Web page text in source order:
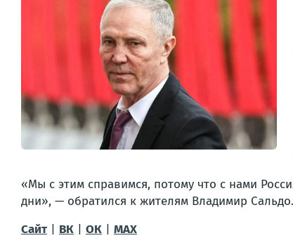
«Мы с этим справимся, потому что с нами
дни», — обратился к жителям Владимир Сальдо.
Сайт
ВК ОК
MAX